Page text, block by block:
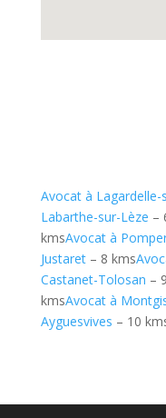
Avocat à Lagardelle-
Labarthe-sur-Lèze –
kmsAvocat à
Justaret– 8 kms
Castanet-Tolosan –
kmsAvocat à
Ayguesvives – 10